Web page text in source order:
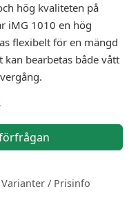
hög kvaliteten på
iMG 1010 en hög
flexibelt för en mängd
bearbetas både vått
Varianter / Prisinfo